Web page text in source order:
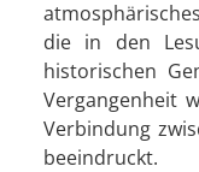
die in den
historischen
Vergangenheit
Verbindung
beeindruckt.